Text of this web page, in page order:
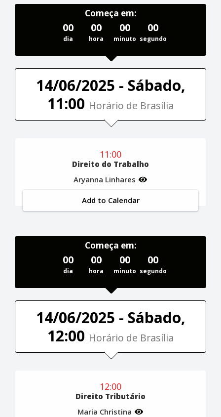
Começa em:
00
dia
00
hora
00
minuto
00
segundo
14/06/2025 - Sábado,
11:00 Horário de Brasília
11:00
Direito do Trabalho
Aryanna Linhares
Add to Calendar
Começa em:
00
dia
00
hora
00
minuto
00
segundo
14/06/2025 - Sábado,
12:00 Horário de Brasília
12:00
Direito Tributário
Maria Christina